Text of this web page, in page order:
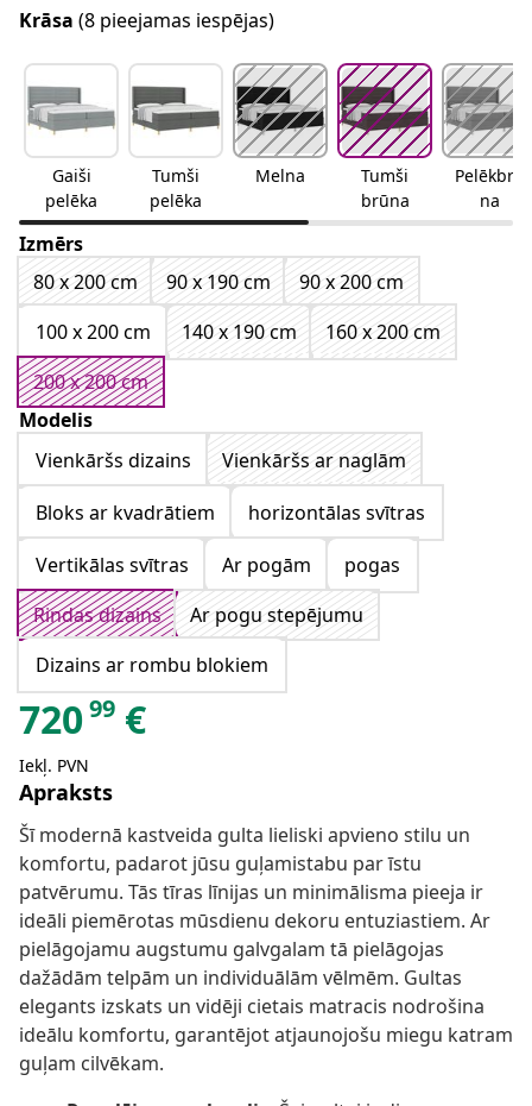
Krāsa (8 pieejamas iespējas)
Gaiši
pelēka
Tumši
pelēka
Melna
Tumši
brūna
Pelēkbrū
na
Izmērs
80 x 200 cm
90 x 190 cm
90 x 200 cm
100 x 200 cm
140 x 190 cm
160 x 200 cm
200 x 200 cm
Modelis
Vienkāršs dizains
Vienkāršs ar naglām
Bloks ar kvadrātiem
horizontālas svītras
Vertikālas svītras
Ar pogām
pogas
Rindas dizains
Ar pogu stepējumu
Dizains ar rombu blokiem
72099 €
Iekļ. PVN
Apraksts
Šī modernā kastveida gulta lieliski apvieno stilu un
komfortu, padarot jūsu guļamistabu par īstu
patvērumu. Tās tīras līnijas un minimālisma pieeja ir
ideāli piemērotas mūsdienu dekoru entuziastiem. Ar
pielāgojamu augstumu galvgalam tā pielāgojas
dažādām telpām un individuālām vēlmēm. Gultas
elegants izskats un vidēji cietais matracis nodrošina
ideālu komfortu, garantējot atjaunojošu miegu katram
guļam cilvēkam.